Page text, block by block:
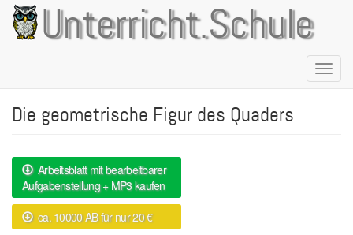
Direkt
zum
Inhalt
Unterricht.Schule
Die geometrische Figur des Quaders
Arbeitsblatt mit bearbeitbarer
Aufgabenstellung + MP3 kaufen
ca. 10000 AB für nur 20 €